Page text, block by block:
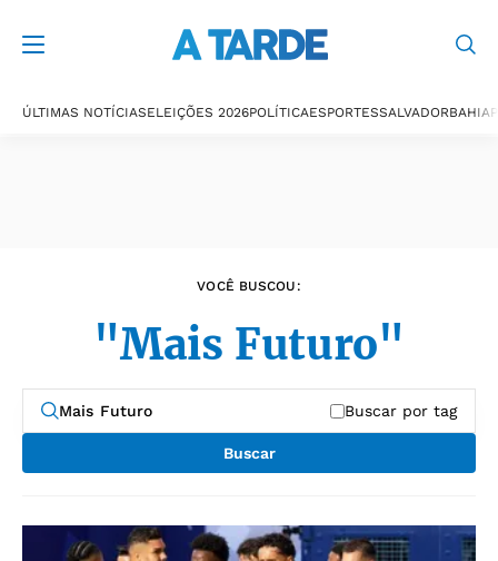
ÚLTIMAS NOTÍCIASELEIÇÕES 2026POLÍTICAESPORTESSALVADORBAHIA
VOCÊ BUSCOU:
"Mais Futuro"
Buscar por tag
Buscar